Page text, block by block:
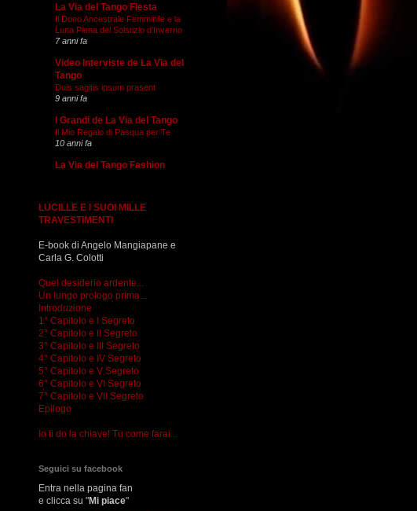
La Via del Tango Fiesta
Il Dono Ancestrale Femminile e la
Luna Piena del Solstizio d’Inverno
7 anni fa
Video Interviste de La Via del
Tango
Duis sagitis ipsum prasent
9 anni fa
I Grandi de La Via del Tango
Il Mio Regalo di Pasqua per Te
10 anni fa
La Via del Tango Fashion
LUCILLE E I SUOI MILLE
TRAVESTIMENTI
E-book di Angelo Mangiapane e
Carla G. Colotti
Quel desiderio ardente...
Un lungo prologo prima...
Introduzione
1° Capitolo e I Segreto
2° Capitolo e II Segreto
3° Capitolo e III Segreto
4° Capitolo e IV Segreto
5° Capitolo e V Segreto
6° Capitolo e VI Segreto
7° Capitolo e VII Segreto
Epilogo
Io ti do la chiave! Tu come farai...
Seguici su facebook
Entra nella pagina fan
e clicca su "Mi piace"